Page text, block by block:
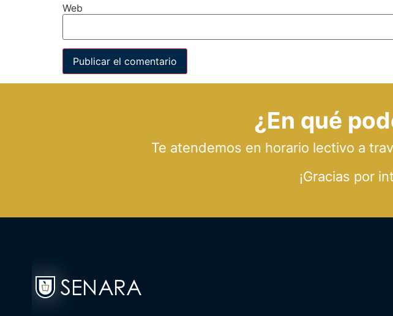
Web
¿En qué
Te atendemos en horario lectivo a
¡Gracias por